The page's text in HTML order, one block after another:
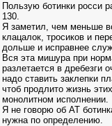
Пользую ботинки росси
130.
Я заметил, чем меньше
клацалок, тросиков и
дольше и исправнее
Вся эта мишура при
разлетается в дребезги
надо ставить заклепки
чтоб продлито жизнь
монолитном исполнении.
Я не говорю об АТ
нужна по определению.